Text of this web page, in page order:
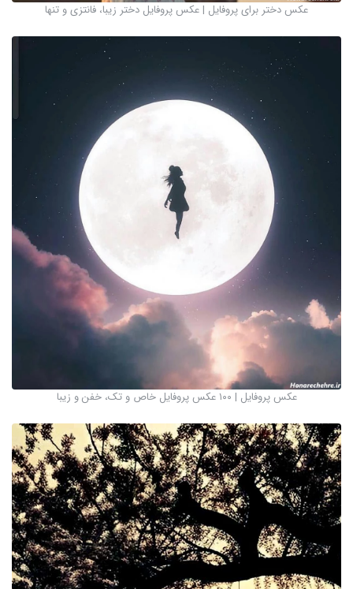
عکس دختر برای پروفایل | عکس پروفایل دختر زیبا، فانتزی و تنها
عکس پروفایل | ۱۰۰ عکس پروفایل خاص و تک، خفن و زیبا